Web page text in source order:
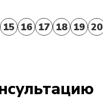
15 16 17 18 19 20